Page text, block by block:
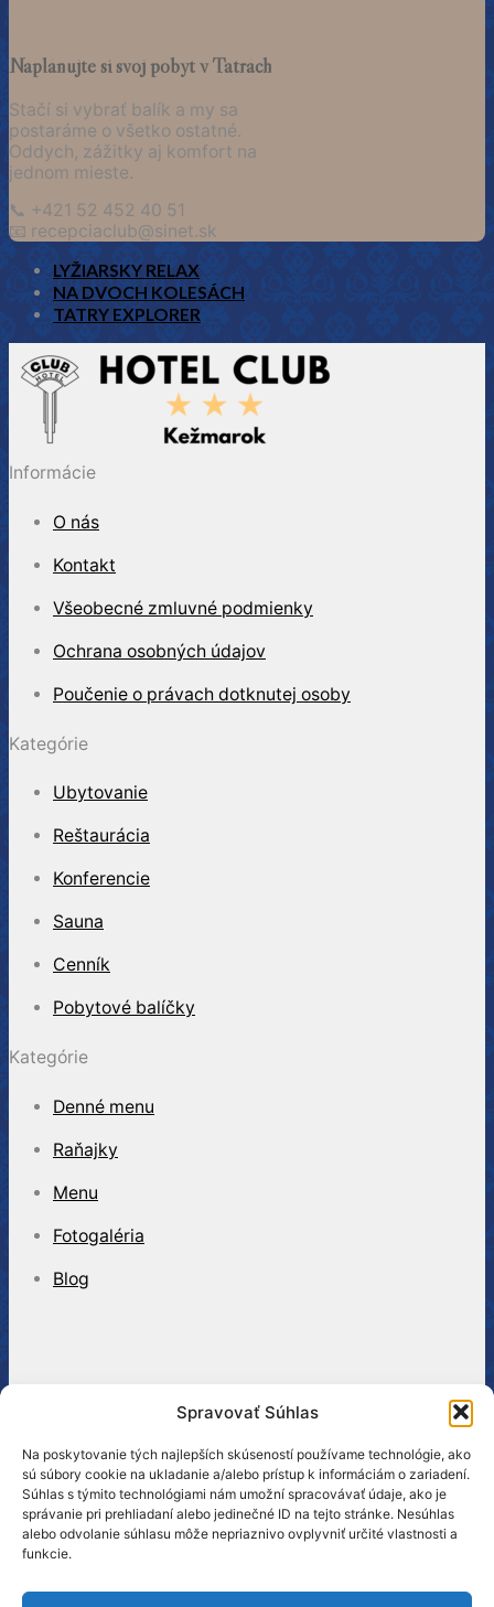
Spravovať Súhlas
Na poskytovanie tých najlepších skúseností používame technológie, ako
sú súbory cookie na ukladanie a/alebo prístup k informáciám o zariadení.
Súhlas s týmito technológiami nám umožní spracovávať údaje, ako je
správanie pri prehliadaní alebo jedinečné ID na tejto stránke. Nesúhlas
alebo odvolanie súhlasu môže nepriaznivo ovplyvniť určité vlastnosti a
funkcie.
Naplánujte si svoj pobyt v Tatrách
Stačí si vybrať balík a my sa
postaráme o všetko ostatné.
Oddych, zážitky aj komfort na
jednom mieste.
📞 +421 52 452 40 51
📧 recepciaclub@sinet.sk
LYŽIARSKY RELAX
NA DVOCH KOLESÁCH
TATRY EXPLORER
Informácie
O nás
Kontakt
Všeobecné zmluvné podmienky
Ochrana osobných údajov
Poučenie o právach dotknutej osoby
Kategórie
Ubytovanie
Reštaurácia
Konferencie
Sauna
Cenník
Pobytové balíčky
Kategórie
Denné menu
Raňajky
Menu
Fotogaléria
Blog
Hotel CLUB***
Dr. Alexandra 24
060 01 Kežmarok
tel.:+421 52 452 40 51